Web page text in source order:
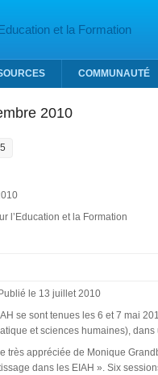
et la Formation
COMMUNAUTÉ
2010
l’Education et la Formation
le 13 juillet 2010
se sont tenues les 6 et 7 mai
et sciences humaines),
très appréciée de Monique
dans les EIAH ». Six